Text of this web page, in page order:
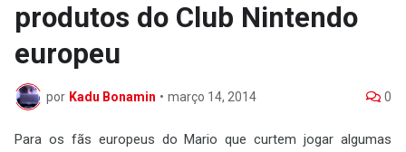
produtos do Club Nintendo
europeu
por Kadu Bonamin • março 14, 2014 0
Para os fãs europeus do Mario que curtem jogar algumas